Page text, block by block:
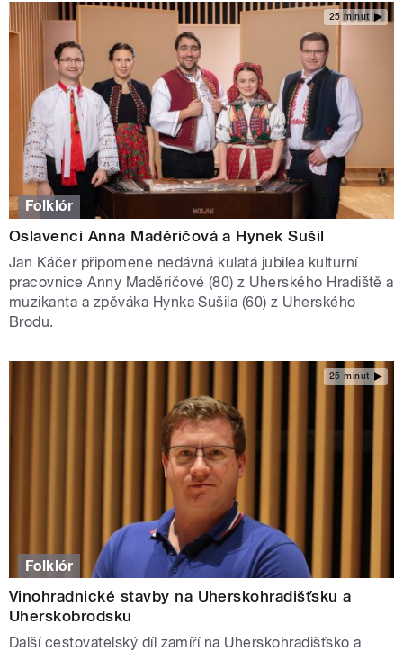
25 minut
Folklór
Oslavenci Anna Maděričová a Hynek Sušil
Jan Káčer připomene nedávná kulatá jubilea kulturní
pracovnice Anny Maděričové (80) z Uherského Hradiště a
muzikanta a zpěváka Hynka Sušila (60) z Uherského
Brodu.
25 minut
Folklór
Vinohradnické stavby na Uherskohradišťsku a
Uherskobrodsku
Další cestovatelský díl zamíří na Uherskohradišťsko a